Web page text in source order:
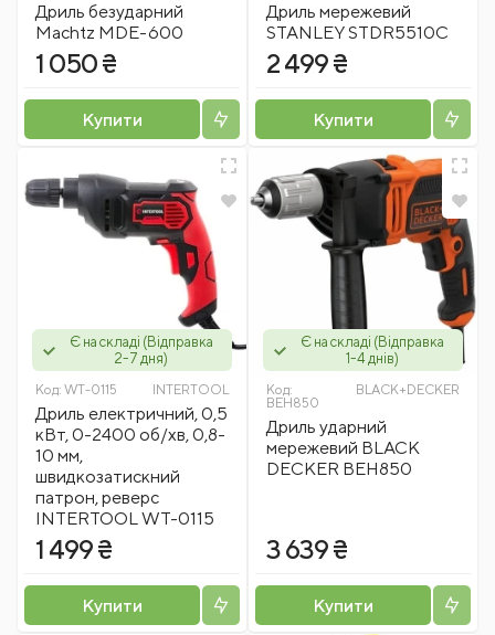
Дриль безударний
Machtz MDE-600
1 050 ₴
Купити
Дриль мережевий
STANLEY STDR5510C
2 499 ₴
Купити
Є на складі (Відправка
2-7 дня)
Код: WT-0115 INTERTOOL
Дриль електричний, 0,5
кВт, 0-2400 об/хв, 0,8-
10 мм,
швидкозатискний
патрон, реверс
INTERTOOL WT-0115
1 499 ₴
Купити
Є на складі (Відправка
1-4 днів)
Код:
BEH850
BLACK+DECKER
Дриль ударний
мережевий BLACK
DECKER BEH850
3 639 ₴
Купити